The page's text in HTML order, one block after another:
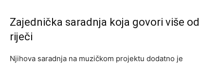
Zajednička saradnja koja govori više od
riječi
Njihova saradnja na muzičkom projektu dodatno je